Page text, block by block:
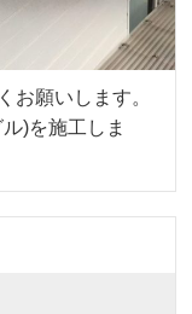
お願いします。
)を施工しま